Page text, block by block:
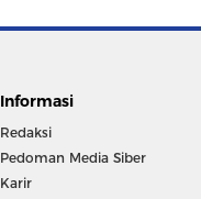
Informasi
Redaksi
Pedoman Media Siber
Karir